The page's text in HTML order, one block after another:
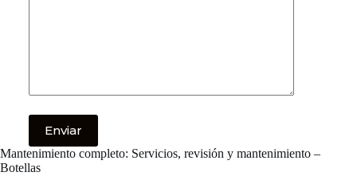
Mantenimiento completo: Servicios, revisión y mantenimiento –
Botellas